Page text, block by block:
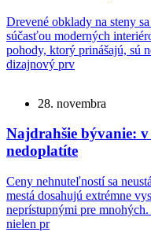
Drevené obklady na steny
súčasťou moderných
pohody, ktorý prinášajú, sú
dizajnový prv
28. novembra
Najdrahšie bývanie: v
nedoplatíte
Ceny nehnuteľností sa
mestá dosahujú extrémne
neprístupnými pre
nielen pr